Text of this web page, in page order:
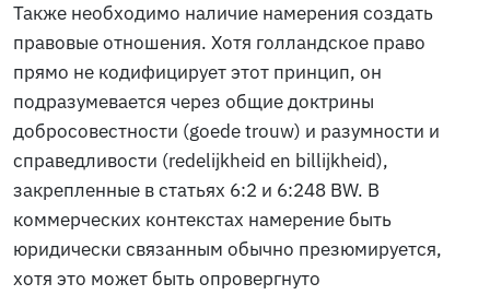
Также необходимо наличие намерения создать
правовые отношения. Хотя голландское право
прямо не кодифицирует этот принцип, он
подразумевается через общие доктрины
добросовестности (goede trouw) и разумности и
справедливости (redelijkheid en billijkheid),
закрепленные в статьях 6:2 и 6:248 BW. В
коммерческих контекстах намерение быть
юридически связанным обычно презюмируется,
хотя это может быть опровергнуто